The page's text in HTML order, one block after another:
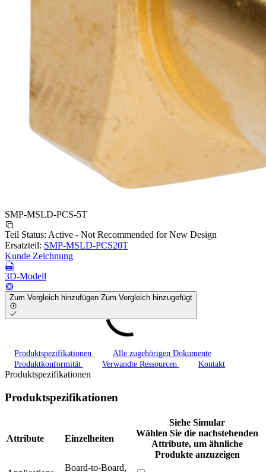
SMP-MSLD-PCS-5T
Teil Status: Active - Not Recommended for New Design
Ersatzteil: SMP-MSLD-PCS20T
Kunde Zeichnung
3D-Modell
Zum Vergleich hinzufügen Zum Vergleich hinzugefügt
Produktspezifikationen
Alle zugehörigen Dokumente
Produktkonformität
Verwandte Ressourcen Kontakt
Produktspezifikationen
Produktspezifikationen
Attribute Einzelheiten
Siehe Simular
Wählen Sie die nachstehenden
Attribute, um ähnliche
Produkte anzuzeigen
Board-to-Board,